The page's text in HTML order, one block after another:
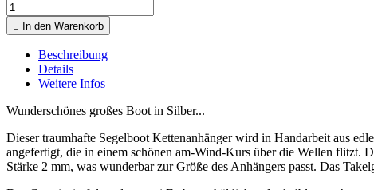
 In den Warenkorb
Beschreibung
Details
Weitere Infos
Wunderschönes großes Boot in Silber...
Dieser traumhafte Segelboot Kettenanhänger wird in Handarbeit aus
angefertigt, die in einem schönen am-Wind-Kurs über die Wellen flitzt.
Stärke 2 mm, was wunderbar zur Größe des Anhängers passt. Das